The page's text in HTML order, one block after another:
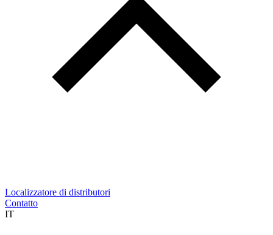
Localizzatore di distributori
Contatto
IT